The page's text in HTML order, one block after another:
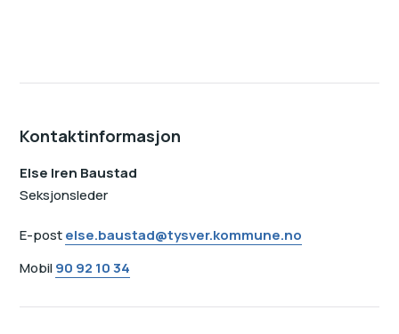
Kontaktinformasjon
Else Iren Baustad
Seksjonsleder
E-postelse.baustad@tysver.kommune.no
Mobil90 92 10 34